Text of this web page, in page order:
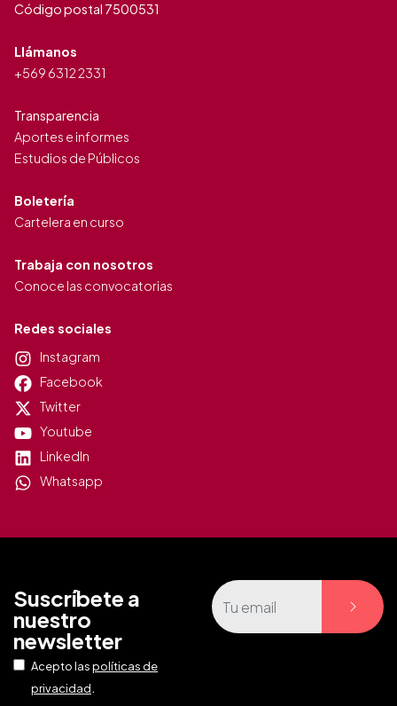
Código postal 7500531
Llámanos
+569 6312 2331
Transparencia
Aportes e informes
Estudios de Públicos
Boletería
Cartelera en curso
Trabaja con nosotros
Conoce las convocatorias
Redes sociales
Instagram
Facebook
Twitter
Youtube
LinkedIn
Whatsapp
Suscríbete a
nuestro
newsletter
Acepto laspolíticas de
privacidad.